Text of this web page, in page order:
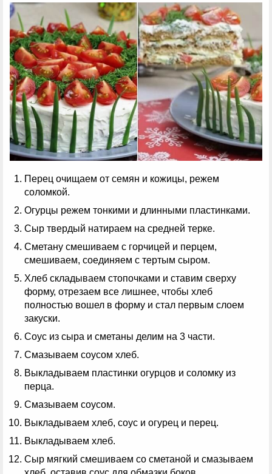
Перец очищаем от семян и кожицы, режем
соломкой.
Огурцы режем тонкими и длинными пластинками.
Сыр твердый натираем на средней терке.
Сметану смешиваем с горчицей и перцем,
смешиваем, соединяем с тертым сыром.
Хлеб складываем стопочками и ставим сверху
форму, отрезаем все лишнее, чтобы хлеб
полностью вошел в форму и стал первым слоем
закуски.
Соус из сыра и сметаны делим на 3 части.
Смазываем соусом хлеб.
Выкладываем пластинки огурцов и соломку из
перца.
Смазываем соусом.
Выкладываем хлеб, соус и огурец и перец.
Выкладываем хлеб.
Сыр мягкий смешиваем со сметаной и смазываем